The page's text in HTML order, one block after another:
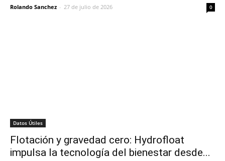
Rolando Sanchez - 27 de julio de 2026 0
Datos Útiles
Flotación y gravedad cero: Hydrofloat
impulsa la tecnología del bienestar desde...